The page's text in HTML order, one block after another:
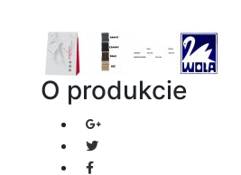
O produkcie